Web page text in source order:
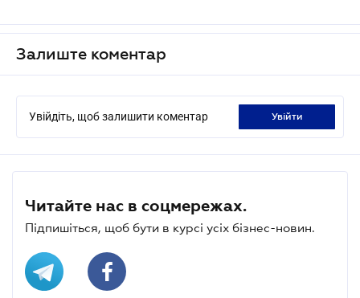
Залиште коментар
Увійдіть, щоб залишити коментар увійти
Читайте нас в соцмережах.
Підпишіться, щоб бути в курсі усіх бізнес-новин.